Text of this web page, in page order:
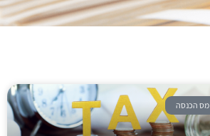
מס הכנסה